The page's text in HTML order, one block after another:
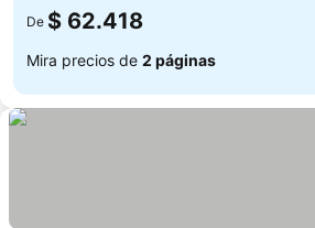
De $ 62.418
Mira precios de 2 páginas